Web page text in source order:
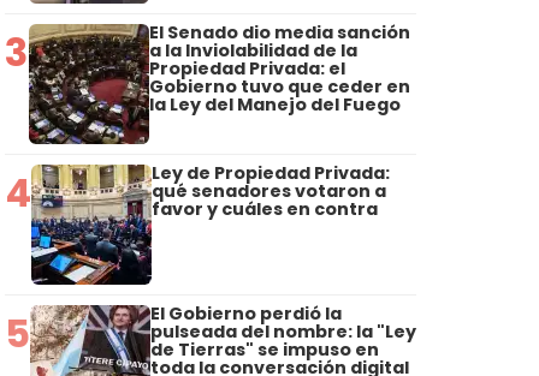
3 El Senado dio media sanción
a la Inviolabilidad de la
Propiedad Privada: el
Gobierno tuvo que ceder en
la Ley del Manejo del Fuego
4 Ley de Propiedad Privada:
qué senadores votaron a
favor y cuáles en contra
5 El Gobierno perdió la
pulseada del nombre: la "Ley
de Tierras" se impuso en
toda la conversación digital